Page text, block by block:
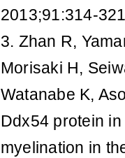
2013;91:314-
3. Zhan R,
Morisaki H,
Watanabe K,
Ddx54 protein
myelination in